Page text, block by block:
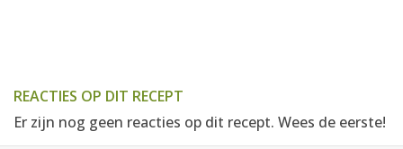
REACTIES OP DIT RECEPT
Er zijn nog geen reacties op dit recept. Wees de eerste!